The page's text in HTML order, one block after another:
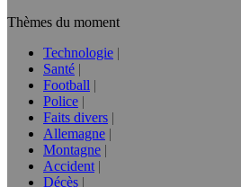
Thèmes du moment
Technologie
Santé
Football
Police
Faits divers
Allemagne
Montagne
Accident
Décès